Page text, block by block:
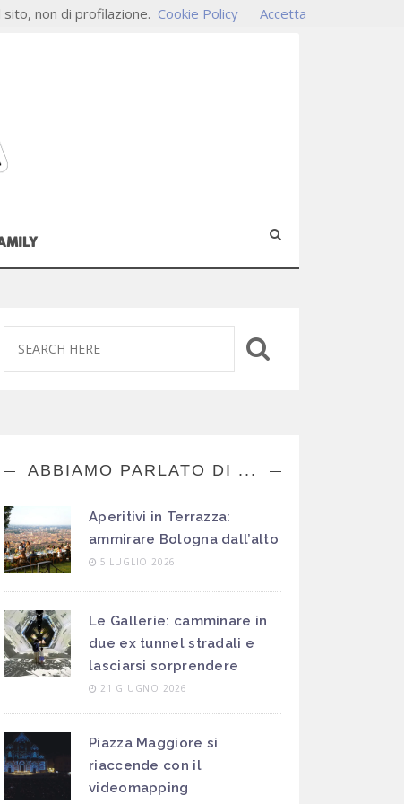
ABBIAMO PARLATO DI ...
Aperitivi in Terrazza:
ammirare Bologna dall’alto
5 LUGLIO 2026
Le Gallerie: camminare in
due ex tunnel stradali e
lasciarsi sorprendere
21 GIUGNO 2026
Piazza Maggiore si
riaccende con il
videomapping
non di profilazione. Cookie Policy Accetta